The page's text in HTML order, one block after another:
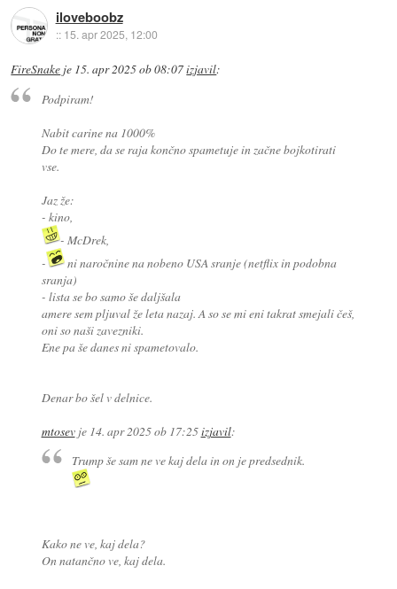
iloveboobz
:: 15. apr 2025, 12:00
FireSnake je 15. apr 2025 ob 08:07izjavil:
Podpiram!
Nabit carine na 1000%
Do te mere, da se raja končno spametuje in začne bojkotirati
vse.
Jaz že:
- kino,
- McDrek,
-
ni naročnine na nobeno USA sranje (netflix in podobna
sranja)
- lista se bo samo še daljšala
amere sem pljuval že leta nazaj. A so se mi eni takrat smejali češ,
oni so naši zavezniki.
Ene pa še danes ni spametovalo.
Denar bo šel v delnice.
mtosevje 14. apr 2025 ob 17:25izjavil:
Trump še sam ne ve kaj dela in on je predsednik.
Kako ne ve, kaj dela?
Onnatančnove, kaj dela.